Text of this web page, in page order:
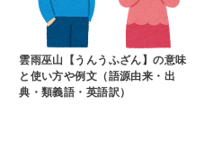
雲雨巫山【うんうふざん】の意味
と使い方や例文（語源由来・出
典・類義語・英語訳）